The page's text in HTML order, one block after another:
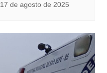
17 de agosto de 2025